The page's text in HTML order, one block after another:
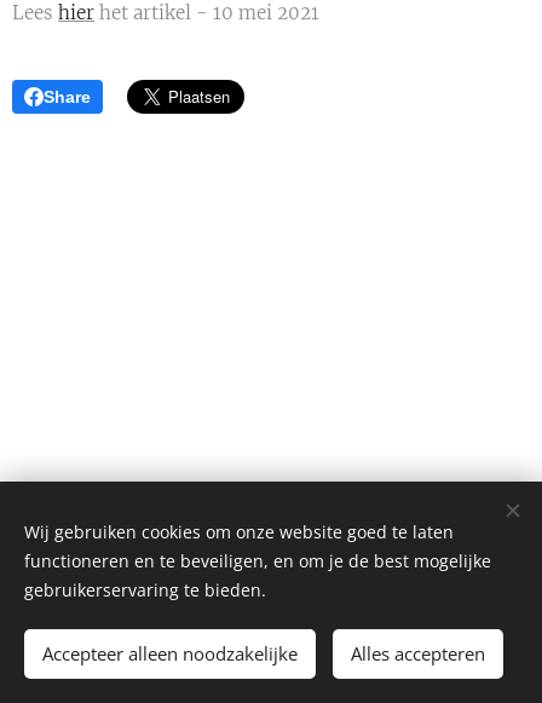
Lees hier het artikel - 10 mei 2021
Share
Alle rechten voorbehouden 2026
Mogelijk gemaakt doorWebnode Cookies
Wij gebruiken cookies om onze website goed te laten
functioneren en te beveiligen, en om je de best mogelijke
gebruikerservaring te bieden.
Accepteer alleen noodzakelijke Alles accepteren